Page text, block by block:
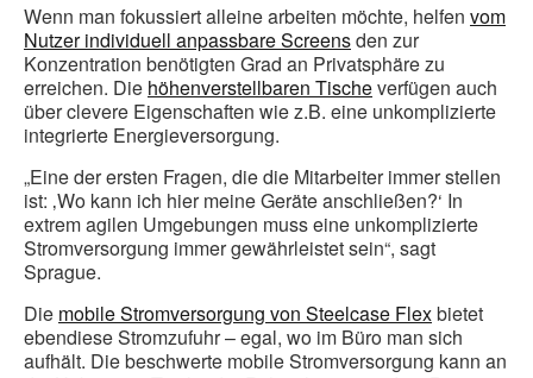
Wenn man fokussiert alleine arbeiten möchte, helfen vom
Nutzer individuell anpassbare Screensden zur
Konzentration benötigten Grad an Privatsphäre zu
erreichen. Die höhenverstellbaren Tischeverfügen auch
über clevere Eigenschaften wie z.B. eine unkomplizierte
integrierte Energieversorgung.
„Eine der ersten Fragen, die die Mitarbeiter immer stellen
ist: ‚Wo kann ich hier meine Geräte anschließen?‘ In
extrem agilen Umgebungen muss eine unkomplizierte
Stromversorgung immer gewährleistet sein“, sagt
Sprague.
Die mobile Stromversorgung von Steelcase Flexbietet
ebendiese Stromzufuhr – egal, wo im Büro man sich
aufhält. Die beschwerte mobile Stromversorgung kann an